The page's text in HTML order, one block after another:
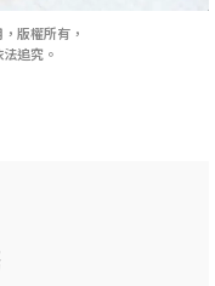
版權所有，
追究。